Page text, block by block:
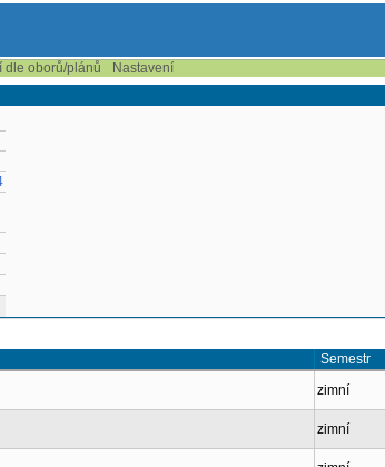
dle oborů/plánů Nastavení
Semestr
zimní
zimní